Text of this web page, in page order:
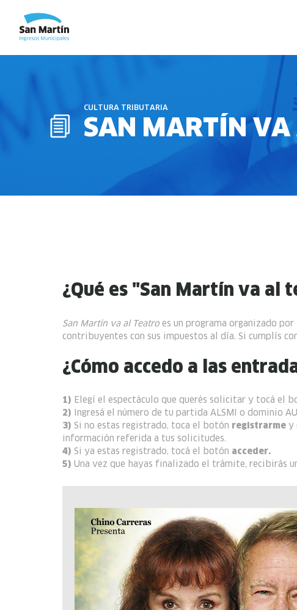
CULTURA TRIBUTARIA
SAN MARTÍN VA
¿Qué es "San Martín va al
San Martín va al Teatro es un programa organizado
contribuyentes con sus impuestos al día. Si cumplís
¿Cómo accedo a las
1) Elegí el espectáculo que querés solicitar y tocá el
2) Ingresá el número de tu partida ALSMI o dominio
3) Si no estas registrado, toca el botón registrarme y
información referida a tus solicitudes.
4) Si ya estas registrado, tocá el botón acceder.
5) Una vez que hayas finalizado el trámite, recibirás